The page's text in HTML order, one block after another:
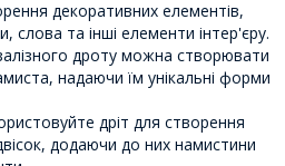
декоративних елементів,
слова та інші елементи інтер'єру.
дроту можна створювати
надаючи їм унікальні форми
дріт для створення
додаючи до них намистини